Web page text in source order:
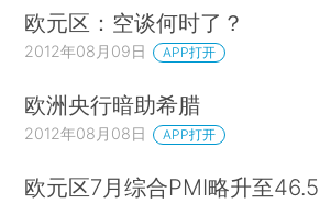
欧元区：空谈何时了？
2012年08月09日 APP打开
欧洲央行暗助希腊
2012年08月08日 APP打开
欧元区7月综合PMI略升至46.5